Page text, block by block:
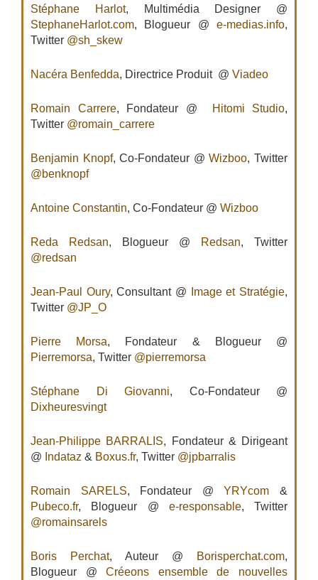
Stéphane Harlot, Multimédia Designer @
StephaneHarlot.com, Blogueur @ e-medias.info,
Twitter @sh_skew
Nacéra Benfedda, Directrice Produit @ Viadeo
Romain Carrere, Fondateur @ Hitomi Studio,
Twitter @romain_carrere
Benjamin Knopf, Co-Fondateur @Wizboo, Twitter
@benknopf
Antoine Constantin, Co-Fondateur @ Wizboo
Reda Redsan, Blogueur @ Redsan, Twitter
@redsan
Jean-Paul Oury, Consultant @ Image et Stratégie,
Twitter @JP_O
Pierre Morsa, Fondateur & Blogueur @
Pierremorsa, Twitter @pierremorsa
Stéphane Di Giovanni, Co-Fondateur @
Dixheuresvingt
Jean-Philippe BARRALIS, Fondateur & Dirigeant
@ Indataz & Boxus.fr, Twitter @jpbarralis
Romain SARELS, Fondateur @YRYcom &
Pubeco.fr, Blogueur @ e-responsable, Twitter
@romainsarels
Boris Perchat, Auteur @ Borisperchat.com,
Blogueur @Créeons ensemble de nouvelles